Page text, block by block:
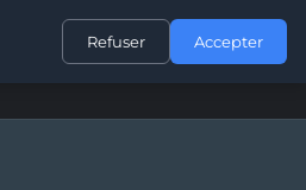
CONTACT
Refuser Accepter